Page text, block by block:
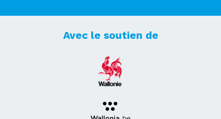
Avec le soutien de